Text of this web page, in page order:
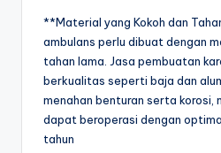
**Material yang Kokoh dan
ambulans perlu dibuat dengan
tahan lama. Jasa pembuatan
berkualitas seperti baja dan
menahan benturan serta korosi,
dapat beroperasi dengan
tahun